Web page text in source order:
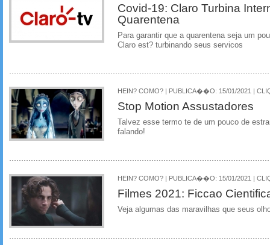
Covid-19: Claro Turbina
Quarentena
Para garantir que a quarentena seja um
Claro est? turbinando seus servicos
HEIN? COMO? | PUBLICA��O: 15/01/2021 |
Stop Motion Assustadores
Talvez esse termo te de um pouco de
falando!
HEIN? COMO? | PUBLICA��O: 15/01/2021 |
Filmes 2021: Ficcao
Veja algumas das maravilhas que seus